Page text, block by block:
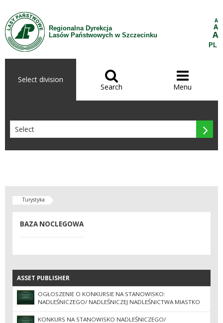
Skip to Content
Regionalna Dyrekcja
Lasów Państwowych w Szczecinku
A
A
A
PL
Select division 
Search

Menu

Turystyka
BAZA NOCLEGOWA
ASSET PUBLISHER
ASSET PUBLISHER
OGŁOSZENIE O KONKURSIE NA STANOWISKO:
NADLEŚNICZEGO/ NADLEŚNICZEJ NADLEŚNICTWA MIASTKO
KONKURS NA STANOWISKO NADLEŚNICZEGO/